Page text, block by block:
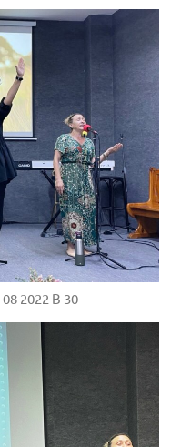
2022 B 30